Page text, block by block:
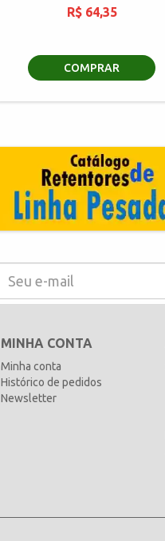
R$ 64,35
COMPRAR
MINHA CONTA
Minha conta
Histórico de pedidos
Newsletter